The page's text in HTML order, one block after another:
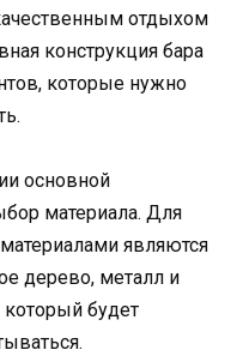
отдыхом
конструкция бара
которые нужно
основной
материала. Для
являются
дерево, металл и
который будет